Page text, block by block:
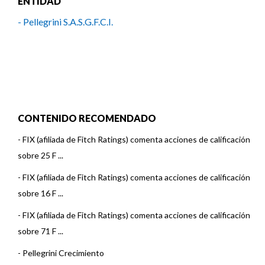
- Pellegrini S.A.S.G.F.C.I.
CONTENIDO RECOMENDADO
- FIX (afiliada de Fitch Ratings) comenta acciones de calificación
sobre 25 F ...
- FIX (afiliada de Fitch Ratings) comenta acciones de calificación
sobre 16 F ...
- FIX (afiliada de Fitch Ratings) comenta acciones de calificación
sobre 71 F ...
- Pellegrini Crecimiento